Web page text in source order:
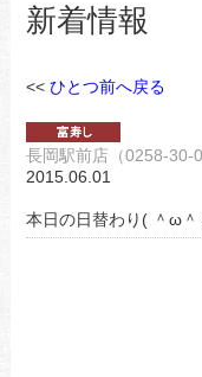
新着情報
<< ひとつ前へ戻る
長岡駅前店（0258-30-
2015.06.01
本日の日替わり( ＾ω＾